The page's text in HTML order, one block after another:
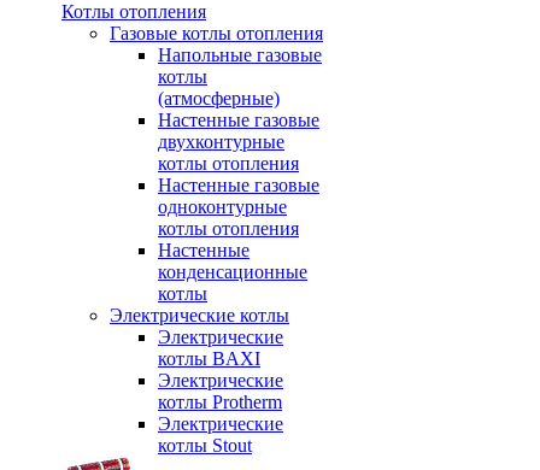
Котлы отопления
Газовые котлы отопления
Напольные газовые
котлы
(атмосферные)
Настенные газовые
двухконтурные
котлы отопления
Настенные газовые
одноконтурные
котлы отопления
Настенные
конденсационные
котлы
Электрические котлы
Электрические
котлы BAXI
Электрические
котлы Protherm
Электрические
котлы Stout